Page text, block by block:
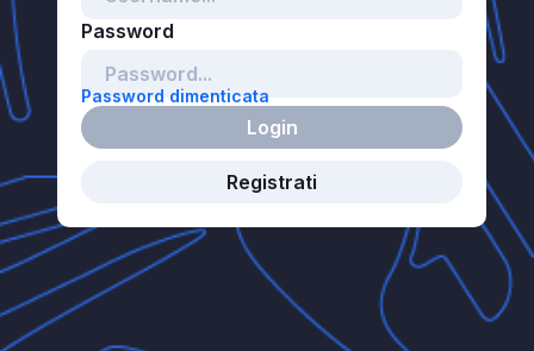
Password dimenticata
Login
Registrati